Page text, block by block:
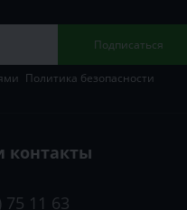
Подписаться
Политика безопасности
контакты
75 11 63